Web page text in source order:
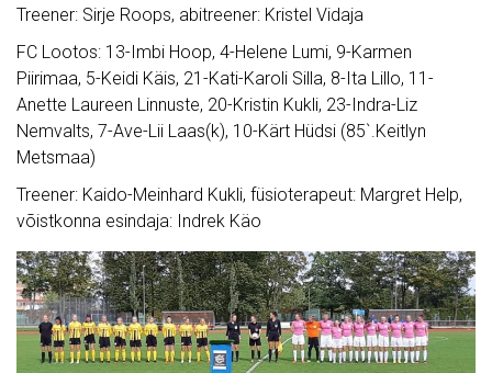
Treener: Sirje Roops, abitreener: Kristel Vidaja
FC Lootos: 13-Imbi Hoop, 4-Helene Lumi, 9-Karmen
Piirimaa, 5-Keidi Käis, 21-Kati-Karoli Silla, 8-Ita Lillo, 11-
Anette Laureen Linnuste, 20-Kristin Kukli, 23-Indra-Liz
Nemvalts, 7-Ave-Lii Laas(k), 10-Kärt Hüdsi (85`.Keitlyn
Metsmaa)
Treener: Kaido-Meinhard Kukli, füsioterapeut: Margret Help,
võistkonna esindaja: Indrek Käo